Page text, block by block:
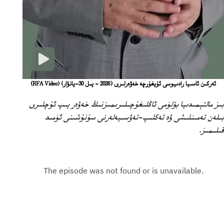
ئەركىن ئاسىيا رادىيوسى ئۇيغۇرچە خەۋەرلىرى (2026 - يىل 30-يانۋار) (RFA Video)
بىز مالتېمىدىيا بۆلۈمى ئاڭلىغۇچىلىرىمىزنىڭ خەۋەر يىپ ئۇچلىرى
بىلەن تەمىنلىشى ۋە تەكلىپ-تەۋسىيەلەرنى سۇنۇشىنى ئۈمىد
قىلىمىز.